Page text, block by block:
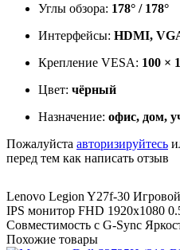
Углы обзора: 178° / 178°
Интерфейсы: HDMI,
Крепление VESA: 100 ×
Цвет: чёрный
Назначение: офис, дом,
Пожалуйста авторизируйтесь
перед тем как написать отзыв
Lenovo Legion Y27f-30
IPS монитор FHD 1920x1080
Совместимость с G-Sync
Похожие товары